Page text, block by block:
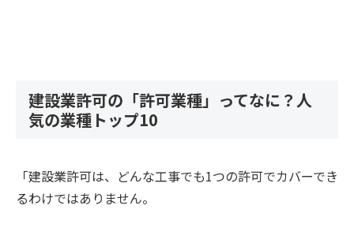
建設業許可の「許可業種」ってなに？人
気の業種トップ10
「建設業許可は、どんな工事でも1つの許可でカバーでき
るわけではありません。